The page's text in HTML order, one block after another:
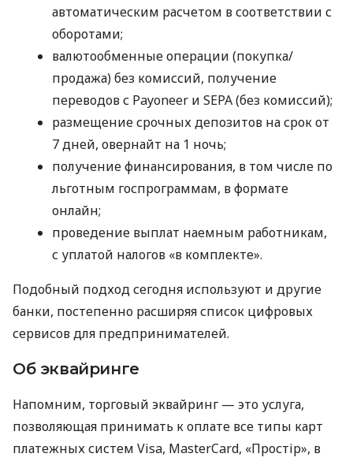
автоматическим расчетом в соответствии с
оборотами;
валютообменные операции (покупка/
продажа) без комиссий, получение
переводов с Payoneer и SEPA (без комиссий);
размещение срочных депозитов на срок от
7 дней, овернайт на 1 ночь;
получение финансирования, в том числе по
льготным госпрограммам, в формате
онлайн;
проведение выплат наемным работникам,
с уплатой налогов «в комплекте».
Подобный подход сегодня используют и другие
банки, постепенно расширяя список цифровых
сервисов для предпринимателей.
Об эквайринге
Напомним, торговый эквайринг — это услуга,
позволяющая принимать к оплате все типы карт
платежных систем Visa, MasterCard, «Простір», в